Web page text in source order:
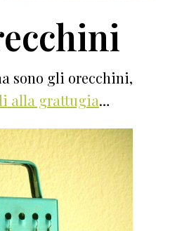
sono gli orecchini,
alla grattugia…